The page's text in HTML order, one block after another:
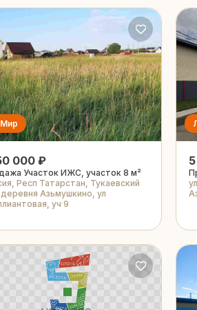
000 ₽
Участок ИЖС, участок 8 м²
Респ Татарстан, Тукаевский
Азьмушкино, ул
уч 9